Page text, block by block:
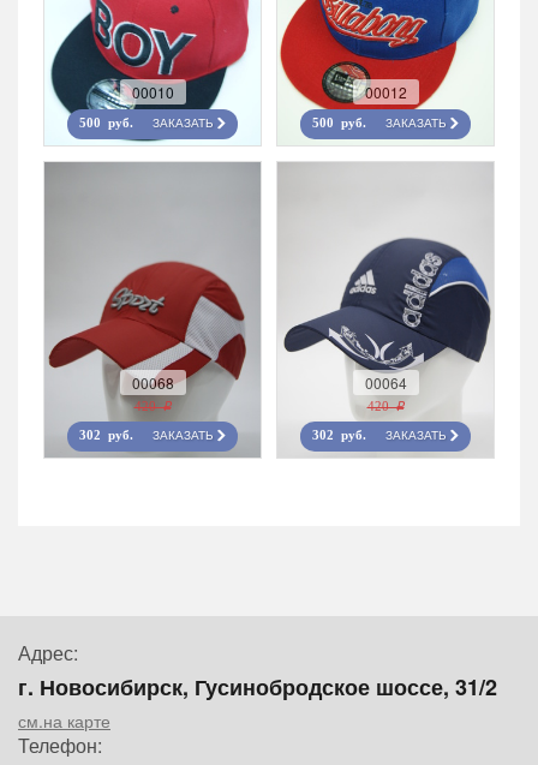
00010
500 руб. ЗАКАЗАТЬ
00012
500 руб. ЗАКАЗАТЬ
00068
420 r
302 руб. ЗАКАЗАТЬ
00064
420 r
302 руб. ЗАКАЗАТЬ
Адрес:
г. Новосибирск, Гусинобродское шоссе, 31/2
см.на карте
Телефон: